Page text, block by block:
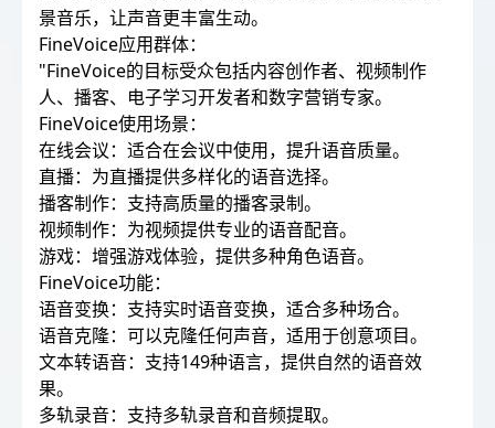
景音乐，让声音更丰富生动。
FineVoice应用群体：
"FineVoice的目标受众包括内容创作者、视频制作
人、播客、电子学习开发者和数字营销专家。
FineVoice使用场景：
在线会议：适合在会议中使用，提升语音质量。
直播：为直播提供多样化的语音选择。
播客制作：支持高质量的播客录制。
视频制作：为视频提供专业的语音配音。
游戏：增强游戏体验，提供多种角色语音。
FineVoice功能：
语音变换：支持实时语音变换，适合多种场合。
语音克隆：可以克隆任何声音，适用于创意项目。
文本转语音：支持149种语言，提供自然的语音效
果。
多轨录音：支持多轨录音和音频提取。